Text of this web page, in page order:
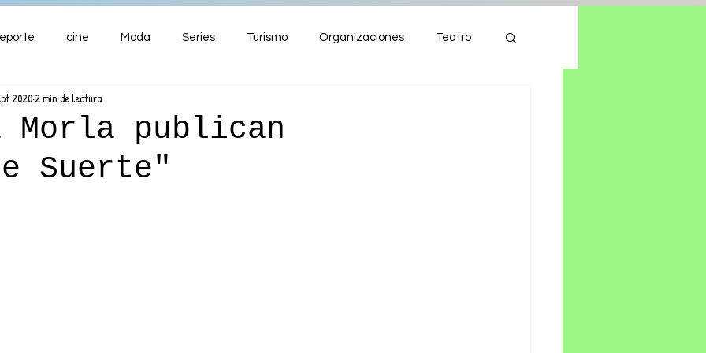
cine Moda Series Turismo Organizaciones Teatro
ENTRETENIMIENTO
Morla publican
Suerte"
2020 2 min de lectura